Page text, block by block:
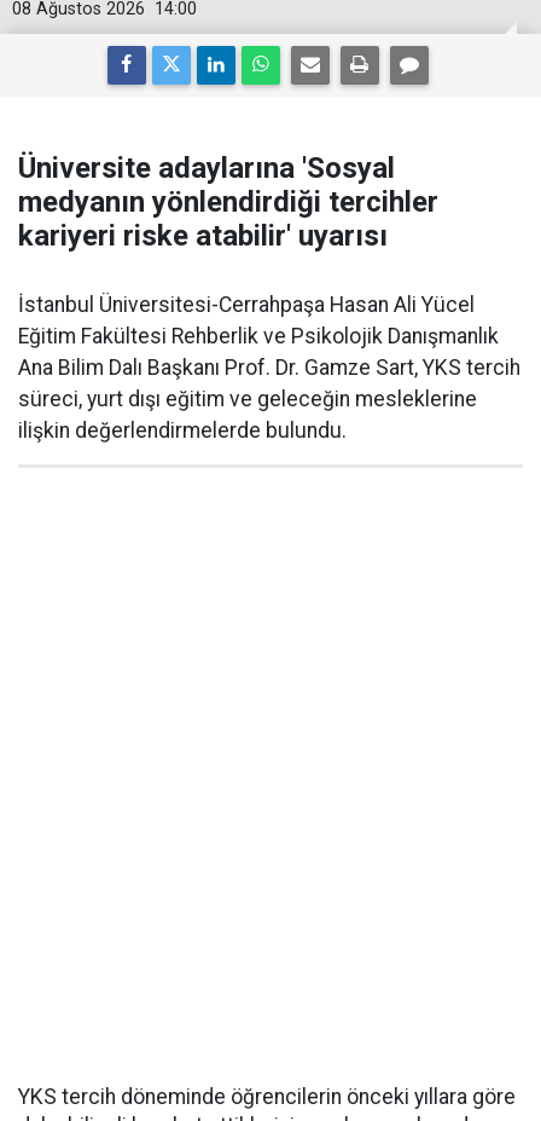
14:00
08 Ağustos 2026
Üniversite adaylarına 'Sosyal
medyanın yönlendirdiği tercihler
kariyeri riske atabilir' uyarısı
İstanbul Üniversitesi-Cerrahpaşa Hasan Ali Yücel
Eğitim Fakültesi Rehberlik ve Psikolojik Danışmanlık
Ana Bilim Dalı Başkanı Prof. Dr. Gamze Sart, YKS tercih
süreci, yurt dışı eğitim ve geleceğin mesleklerine
ilişkin değerlendirmelerde bulundu.
YKS tercih döneminde öğrencilerin önceki yıllara göre